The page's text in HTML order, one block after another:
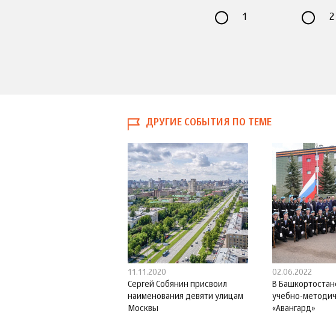
1 2
ДРУГИЕ СОБЫТИЯ ПО ТЕМЕ
11.11.2020
Сергей Собянин присвоил
наименования девяти улицам
Москвы
02.06.2022
В
учебно-
«Авангард»